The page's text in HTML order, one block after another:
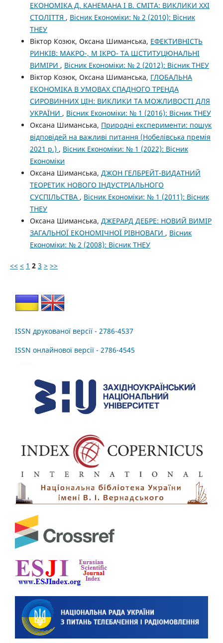
ЕКОНОМІКА Д. КАНЕМАНА І В. СМІТА: ВИКЛИКИ XXI
CТОЛІТТЯ , Вісник Економіки: № 2 (2010): Вісник
ТНЕУ
Віктор Козюк, Оксана Шиманська, ЕФЕКТИВНІСТЬ
РИНКІВ: МАКРО-, М ІКРО- ТА ШСТИТУЦЮНАЛЬНІ
ВИМІРИ , Вісник Економіки: № 2 (2012): Вісник ТНЕУ
Віктор Козюк, Оксана Шиманська, ГЛОБАЛЬНА
ЕКОНОМІКА В УМОВАХ СПАДНОГО ТРЕНДА
СИРОВИННИХ ЦІН: ВИКЛИКИ ТА МОЖЛИВОСТІ ДЛЯ
УКРАЇНИ , Вісник Економіки: № 1 (2016): Вісник ТНЕУ
Оксана Шиманська, Природні експерименти: пошук
відповідей на важливі питання (Нобелівська премія
2021 р.) , Вісник Економіки: № 1 (2022): Вісник
Економіки
Оксана Шиманська, ДЖОН ГЕЛБРЕЙТ-ВИДАТНИЙ
ТЕОРЕТИК НОВОГО ІНДУСТРІАЛЬНОГО
СУСПІЛЬСТВА , Вісник Економіки: № 1 (2011): Вісник
ТНЕУ
Оксана Шиманська, ДЖЕРАРД ДЕБРЕ: НОВИЙ ВИМІР
ЗАГАЛЬНОЇ ЕКОНОМІЧНОЇ РІВНОВАГИ , Вісник
Економіки: № 2 (2008): Вісник ТНЕУ
<< < 1 2 3 > >>
ISSN друкованої версії - 2786-4537
ISSN онлайнової версії - 2786-4545